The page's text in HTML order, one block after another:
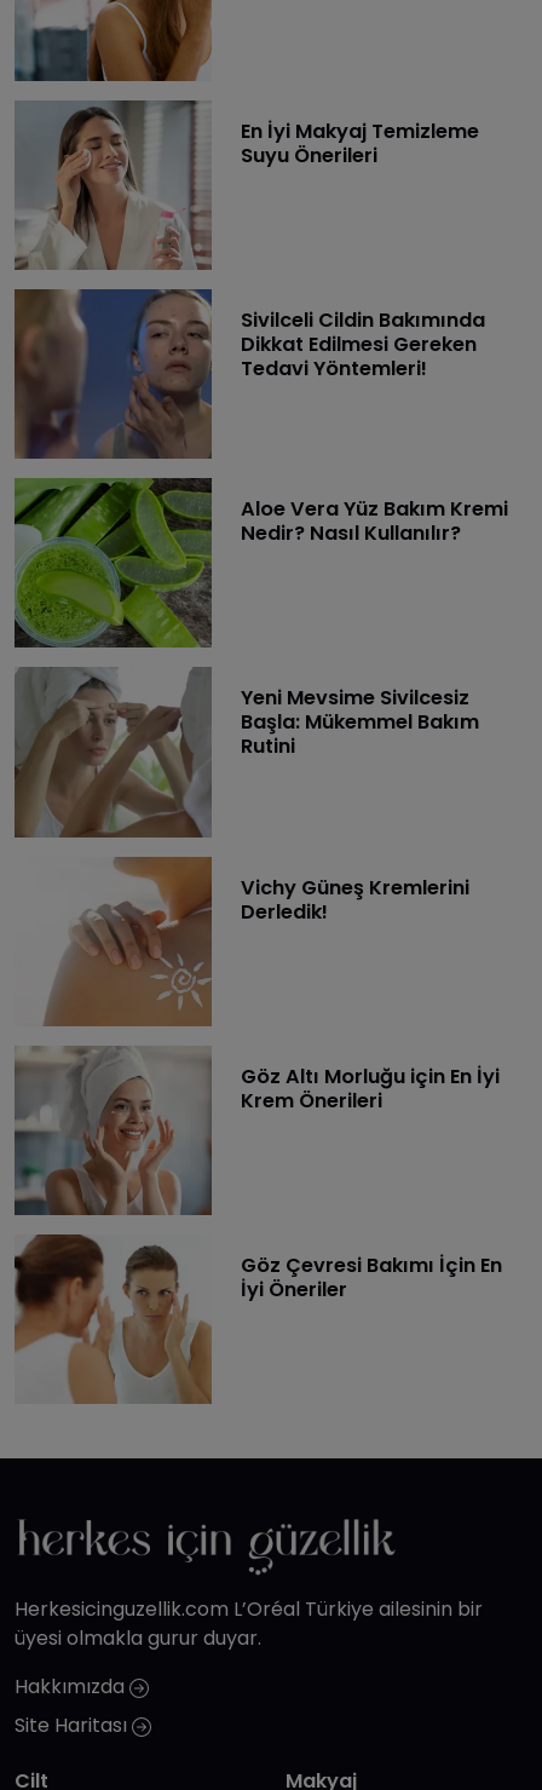
En İyi Makyaj Temizleme
Suyu Önerileri
Sivilceli Cildin Bakımında
Dikkat Edilmesi Gereken
Tedavi Yöntemleri!
Aloe Vera Yüz Bakım Kremi
Nedir? Nasıl Kullanılır?
Yeni Mevsime Sivilcesiz
Başla: Mükemmel Bakım
Rutini
Vichy Güneş Kremlerini
Derledik!
Göz Altı Morluğu için En İyi
Krem Önerileri
Göz Çevresi Bakımı İçin En
İyi Öneriler
Herkesicinguzellik.com L’Oréal Türkiye ailesinin bir
üyesi olmakla gurur duyar.
Hakkımızda
Site Haritası
Cilt
Makyaj